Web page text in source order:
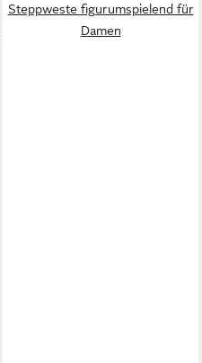
Steppweste figurumspielend für
Damen